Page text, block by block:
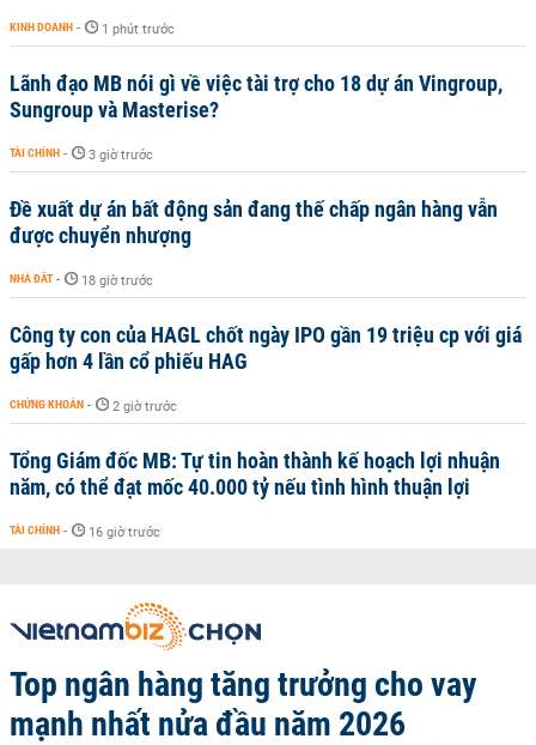
KINH DOANH - 1 phút trước
Lãnh đạo MB nói gì về việc tài trợ cho 18 dự án Vingroup,
Sungroup và Masterise?
TÀI CHÍNH - 3 giờ trước
Đề xuất dự án bất động sản đang thế chấp ngân hàng vẫn
được chuyển nhượng
NHÀ ĐẤT - 18 giờ trước
Công ty con của HAGL chốt ngày IPO gần 19 triệu cp với giá
gấp hơn 4 lần cổ phiếu HAG
CHỨNG KHOÁN - 2 giờ trước
Tổng Giám đốc MB: Tự tin hoàn thành kế hoạch lợi nhuận
năm, có thể đạt mốc 40.000 tỷ nếu tình hình thuận lợi
TÀI CHÍNH - 16 giờ trước
Top ngân hàng tăng trưởng cho vay
mạnh nhất nửa đầu năm 2026